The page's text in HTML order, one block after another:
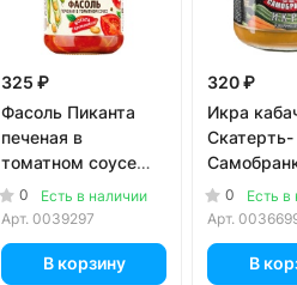
325 ₽
Фасоль Пиканта
печеная в
томатном соусе
470 гр
0
Есть в наличии
Арт. 0039297
В корзину
320 ₽
Икра
Скатерть-
0
Есть в
Арт.
В